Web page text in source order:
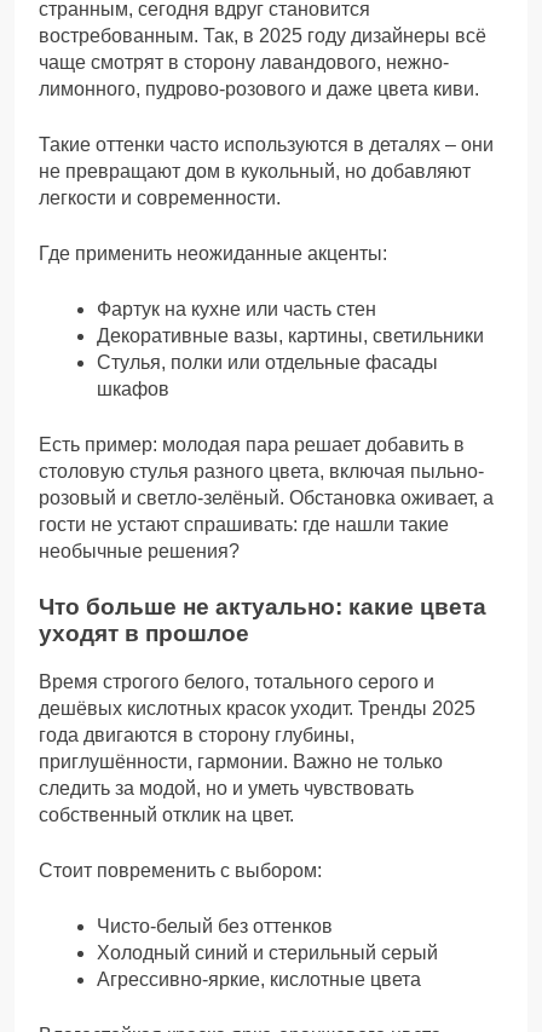
странным, сегодня вдруг становится
востребованным. Так, в 2025 году дизайнеры всё
чаще смотрят в сторону лавандового, нежно-
лимонного, пудрово-розового и даже цвета киви.
Такие оттенки часто используются в деталях – они
не превращают дом в кукольный, но добавляют
легкости и современности.
Где применить неожиданные акценты:
Фартук на кухне или часть стен
Декоративные вазы, картины, светильники
Стулья, полки или отдельные фасады
шкафов
Есть пример: молодая пара решает добавить в
столовую стулья разного цвета, включая пыльно-
розовый и светло-зелёный. Обстановка оживает, а
гости не устают спрашивать: где нашли такие
необычные решения?
Что больше не актуально: какие цвета
уходят в прошлое
Время строгого белого, тотального серого и
дешёвых кислотных красок уходит. Тренды 2025
года двигаются в сторону глубины,
приглушённости, гармонии. Важно не только
следить за модой, но и уметь чувствовать
собственный отклик на цвет.
Стоит повременить с выбором:
Чисто-белый без оттенков
Холодный синий и стерильный серый
Агрессивно-яркие, кислотные цвета